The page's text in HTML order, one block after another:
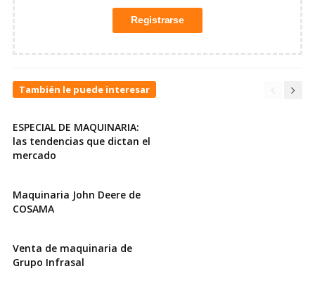
También le puede interesar
ESPECIAL DE MAQUINARIA:
las tendencias que dictan el
mercado
Maquinaria John Deere de
COSAMA
Venta de maquinaria de
Grupo Infrasal